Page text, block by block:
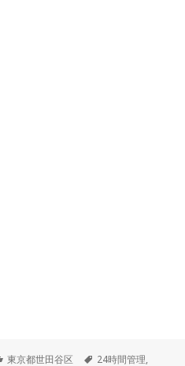
カ
東京都世田谷区 タ
24時間管理,